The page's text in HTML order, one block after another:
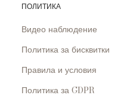
ПОЛИТИКА
Видео наблюдение
Политика за бисквитки
Правила и условия
Политика за GDPR